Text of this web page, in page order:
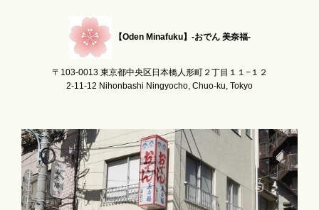
【Oden Minafuku】-おでん 美奈福-
〒103-0013 東京都中央区日本橋人形町２丁目１１−１２
2-11-12 Nihonbashi Ningyocho, Chuo-ku, Tokyo